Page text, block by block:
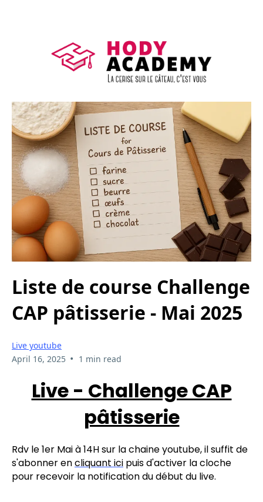
Liste de course Challenge
CAP pâtisserie - Mai 2025
Live youtube
April 16, 2025 • 1 min read
Live - Challenge CAP
pâtisserie
Rdv le 1er Mai à 14H sur la chaine youtube, il suffit de
s'abonner encliquant ici puis d'activer la cloche
pour recevoir la notification du début du live.